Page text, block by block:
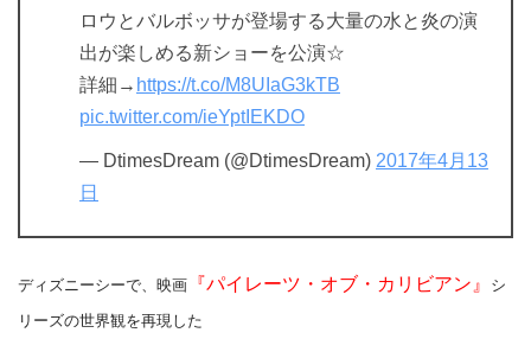
ロウとバルボッサが登場する大量の水と炎の演
出が楽しめる新ショーを公演☆
詳細→ https://t.co/M8UIaG3kTB
pic.twitter.com/ieYptIEKDO
— DtimesDream (@DtimesDream) 2017年4月13
日
ディズニーシーで、映画 『パイレーツ・オブ・カリビアン』
シ
リーズの世界観を再現した